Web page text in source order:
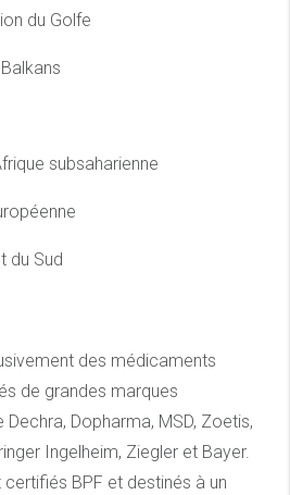
du Golfe
subsaharienne
du Sud
des médicaments
de grandes marques
Dopharma, MSD, Zoetis,
Ingelheim, Ziegler et Bayer.
BPF et destinés à un